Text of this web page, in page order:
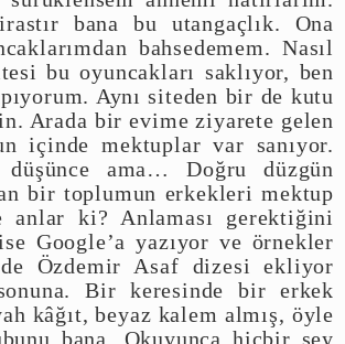
bana bu utangaçlık. Ona
bahsedemem. Nasıl
bu oyuncakları saklıyor, ben
Aynı siteden bir de kutu
Arada bir evime ziyarete gelen
içinde mektuplar var sanıyor.
ama… Doğru düzgün
bir toplumun erkekleri mektup
anlar ki? Anlaması gerektiğini
Google’a yazıyor ve örnekler
Özdemir Asaf dizesi ekliyor
Bir keresinde bir erkek
kâğıt, beyaz kalem almış, öyle
bana. Okuyunca hiçbir şey